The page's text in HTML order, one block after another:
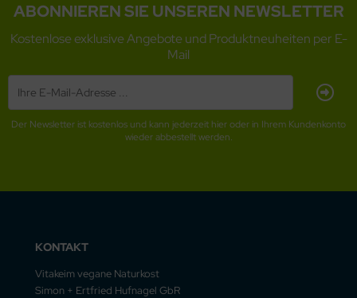
ABONNIEREN SIE UNSEREN NEWSLETTER
Kostenlose exklusive Angebote und Produktneuheiten per E-
Mail
Der Newsletter ist kostenlos und kann jederzeit hier oder in Ihrem Kundenkonto
wieder abbestellt werden.
KONTAKT
Vitakeim vegane Naturkost
Simon + Ertfried Hufnagel GbR